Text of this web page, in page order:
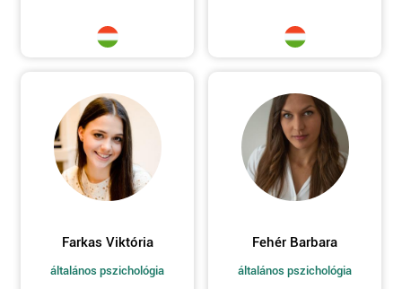
Farkas Viktória
általános pszichológia
Fehér Barbara
általános pszichológia